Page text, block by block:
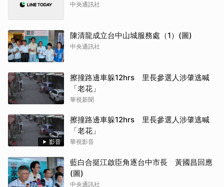
中央通訊社
陳清龍成立台中山城服務處（1）(圖)
中央通訊社
擦撞路邊車躲12hrs 里長參選人涉肇逃喊
「老花」
華視新聞
影音
擦撞路邊車躲12hrs 里長參選人涉肇逃喊
「老花」
華視影音
藍白合挺江啟臣角逐台中市長 黃國昌回應
(圖)
中央通訊社